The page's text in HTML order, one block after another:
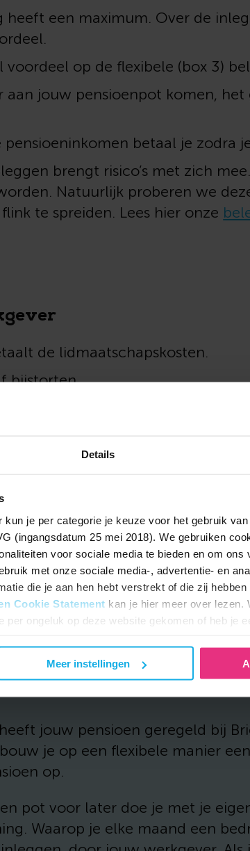
Details
je per categorie je keuze voor het gebruik
(ingangsdatum 25 mei 2018). We gebruiken
voor sociale media te bieden en om ons
met onze sociale media-, advertentie- en
die je aan hen hebt verstrekt of die zij
Cookie Statement kan je hier meer over lezen.
per ongeluk op deze website gekomen of heb je
Meer instellingen
heeft een maximum. Over de
voordeel op de flexibele (box 3)
aan jouw pensioenpot komen, het
pensioeninkomen betaal je zodra
brengt risico’s met zich
Natuurlijk proberen we
te spreiden. Lees hier onze
de lidmaatschapskosten.
bijstorten.
is en blijft van jou, ook als je
pensioen
jouw pensioen geregeld bij
je op een flexibele manier een
op.
pot voor later doe je met je
Waarop je elke maand een